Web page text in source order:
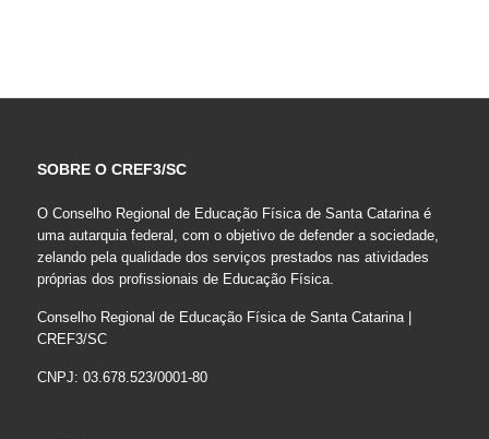
SOBRE O CREF3/SC
O Conselho Regional de Educação Física de Santa Catarina é
uma autarquia federal, com o objetivo de defender a sociedade,
zelando pela qualidade dos serviços prestados nas atividades
próprias dos profissionais de Educação Física.
Conselho Regional de Educação Física de Santa Catarina |
CREF3/SC
CNPJ: 03.678.523/0001-80